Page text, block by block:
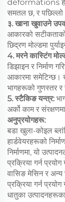
deformations
समतल छ, र पछिल्लो
३. खाना खुवाउने
आकारको
छिद्रण मोल्डमा
4. मरने कास्टिंग
डिझाइन र निर्माण
आकारमा समेटिन्छ।
भागहरूको गुणस्तर र
5. स्टैकिङ यन्त्र:
अर्को काम र
अनुप्रयोगहरू:
बडा खुला-कोइल
हार्डवेयरहरूको
निर्माणमा, यो
प्रक्रिया गर्न
वासिङ मेसिन र
प्रक्रिया गर्न प्रयोग
धातुका